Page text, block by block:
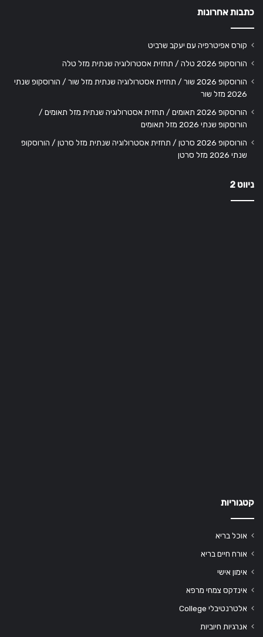
כתבות אחרונות
קורס אפיטרפיה עם יעקב שרביט
הורוסקופ 2026 טלה / תחזית אסטרולוגיה שנתית מזל טלה
הורוסקופ 2026 שור / תחזית אסטרולוגיה שנתית מזל שור / הורוסקופ שנתי
2026 מזל שור
הורוסקופ 2026 תאומים / תחזית אסטרולוגיה שנתית מזל תאומים /
הורוסקופ שנתי 2026 מזל תאומים
הורוסקופ 2026 סרטן / תחזית אסטרולוגיה שנתית מזל סרטן / הורוסקופ
שנתי 2026 מזל סרטן
ניווט 2
קטגוריות
אוכל בריא
אורח חיים בריא
אימון אישי
אינדקס צמחי מרפא
אלטרנטיבלי College
אנרגיות חיוביות